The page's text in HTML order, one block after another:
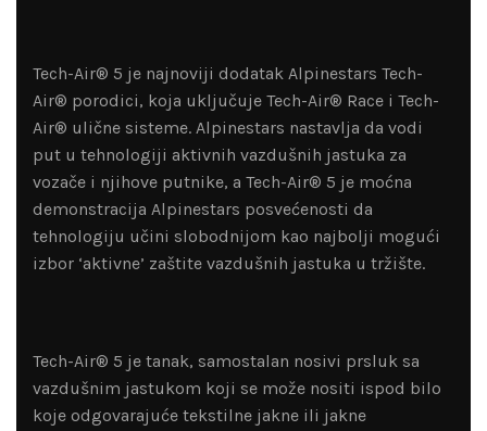
Tech-Air® 5 je najnoviji dodatak Alpinestars Tech-
Air® porodici, koja uključuje Tech-Air® Race i Tech-
Air® ulične sisteme. Alpinestars nastavlja da vodi
put u tehnologiji aktivnih vazdušnih jastuka za
vozače i njihove putnike, a Tech-Air® 5 je moćna
demonstracija Alpinestars posvećenosti da
tehnologiju učini slobodnijom kao najbolji mogući
izbor ‘aktivne’ zaštite vazdušnih jastuka u tržište.
Tech-Air® 5 je tanak, samostalan nosivi prsluk sa
vazdušnim jastukom koji se može nositi ispod bilo
koje odgovarajuće tekstilne jakne ili jakne